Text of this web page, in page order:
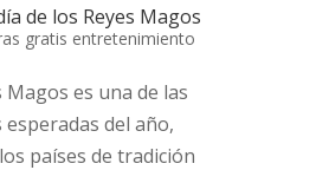
de los Reyes Magos
gratis entretenimiento
Magos es una de las
del año,
países de tradición